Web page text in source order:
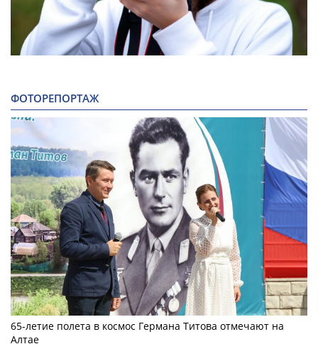
ФОТОРЕПОРТАЖ
65-летие полета в космос Германа Титова отмечают на
Алтае